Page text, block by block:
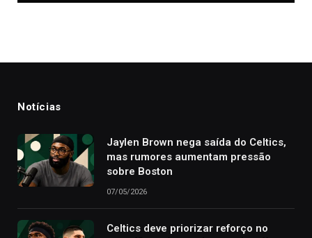
Notícias
Jaylen Brown nega saída do Celtics,
mas rumores aumentam pressão
sobre Boston
07/05/2026
Celtics deve priorizar reforço no